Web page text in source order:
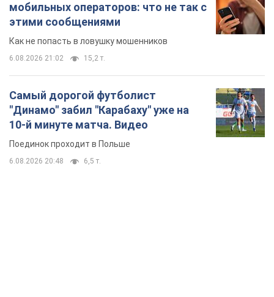
мобильных операторов: что не так с
этими сообщениями
Как не попасть в ловушку мошенников
6.08.2026 21:02 15,2 т.
Самый дорогой футболист
"Динамо" забил "Карабаху" уже на
10-й минуте матча. Видео
Поединок проходит в Польше
6.08.2026 20:48 6,5 т.